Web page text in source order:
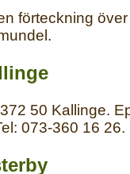
förteckning
50 Kallinge.
073-360 16 26.